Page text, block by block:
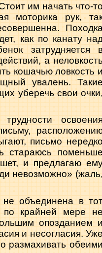
им начать что-то
моторика рук,
Походка
как по канату
затрудняется
а неловкость
кошачью ловкость и
увалень. Такие
уберечь свои очки,
освоения
письмо нередко
стараюсь
и предлагаю
невозможно» (жаль,
объединена в
по крайней мере не
опозданием
и несогласия. Уже
размахивать обеими